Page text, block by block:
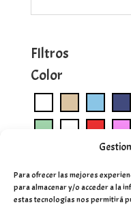
Para ofrecer las mejores
para almacenar y/o acceder a la
estas tecnologías nos permitirá
FIltros
Color